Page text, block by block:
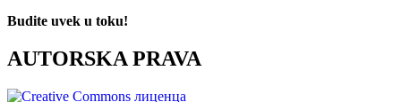
Budite uvek u toku!
AUTORSKA PRAVA